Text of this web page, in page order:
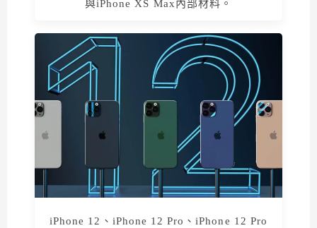
與iPhone XS Max內部材料。
iPhone 12、iPhone 12 Pro、iPhone 12 Pro